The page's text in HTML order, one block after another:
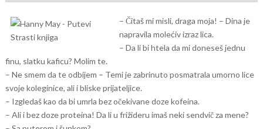
– Čitaš mi misli, draga moja! – Dina je
napravila molećiv izraz lica.
– Da li bi htela da mi doneseš jednu
finu, slatku kaficu? Molim te.
– Ne smem da te odbijem – Temi je zabrinuto posmatrala umorno lice
svoje koleginice, ali i bliske prijateljice.
– Izgledaš kao da bi umrla bez očekivane doze kofeina.
– Ali i bez doze proteina! Da li u frižideru imaš neki sendvič za mene?